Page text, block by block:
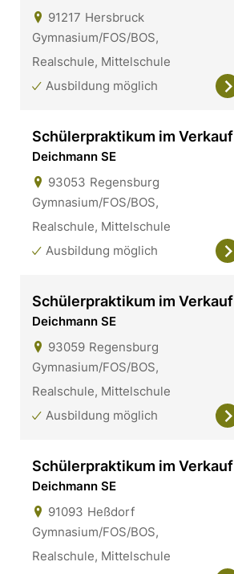
91217 Hersbruck
Gymnasium/FOS/BOS,
Realschule, Mittelschule
Ausbildung möglich
Schülerpraktikum im Verkauf
Deichmann SE
93053 Regensburg
Gymnasium/FOS/BOS,
Realschule, Mittelschule
Ausbildung möglich
Schülerpraktikum im Verkauf
Deichmann SE
93059 Regensburg
Gymnasium/FOS/BOS,
Realschule, Mittelschule
Ausbildung möglich
Schülerpraktikum im Verkauf
Deichmann SE
91093 Heßdorf
Gymnasium/FOS/BOS,
Realschule, Mittelschule